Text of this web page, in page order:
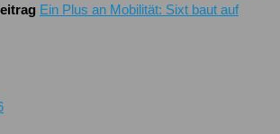
Ein Plus an Mobilität: Sixt baut auf